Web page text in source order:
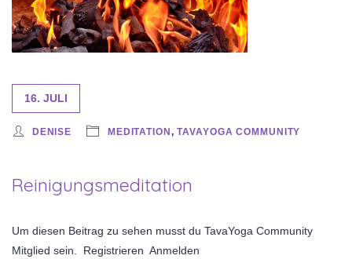
16. JULI
DENISE MEDITATION ,TAVAYOGA COMMUNITY
Reinigungsmeditation
Um diesen Beitrag zu sehen musst du TavaYoga Community
Mitglied sein. Registrieren Anmelden